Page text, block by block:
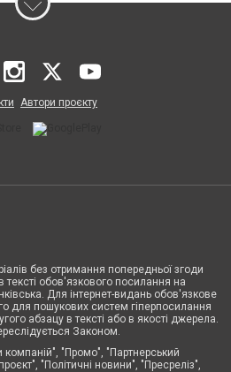
Автори проєкту
без отримання попередньої згоди
обов'язкового посилання на
Для інтернет-видань обов'язкове
для пошукових систем гіперпосилання
абзацу в тексті або в якості джерела.
Законом.
"Промо", "Партнерський
"Політичні новини", "Пресреліз",